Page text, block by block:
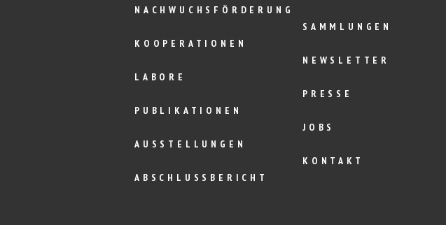
NACHWUCHSFÖRDERUNG
KOOPERATIONEN
LABORE
PUBLIKATIONEN
AUSSTELLUNGEN
ABSCHLUSSBERICHT
SAMMLUNGEN
NEWSLETTER
PRESSE
JOBS
KONTAKT